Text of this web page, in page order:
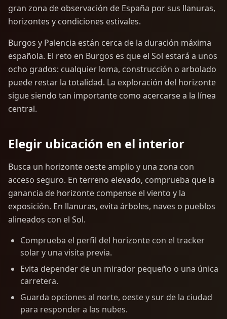
gran zona de observación de España por sus llanuras,
horizontes y condiciones estivales.
Burgos y Palencia están cerca de la duración máxima
española. El reto en Burgos es que el Sol estará a unos
ocho grados: cualquier loma, construcción o arbolado
puede restar la totalidad. La exploración del horizonte
sigue siendo tan importante como acercarse a la línea
central.
Elegir ubicación en el interior
Busca un horizonte oeste amplio y una zona con
acceso seguro. En terreno elevado, comprueba que la
ganancia de horizonte compense el viento y la
exposición. En llanuras, evita árboles, naves o pueblos
alineados con el Sol.
Comprueba el perfil del horizonte con el tracker
solar y una visita previa.
Evita depender de un mirador pequeño o una única
carretera.
Guarda opciones al norte, oeste y sur de la ciudad
para responder a las nubes.